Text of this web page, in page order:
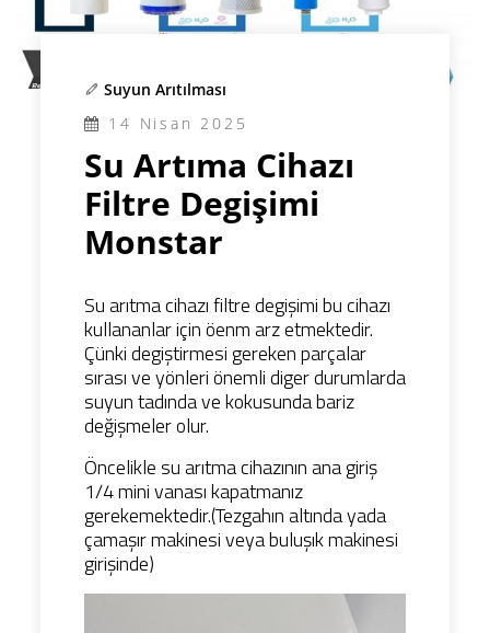
Suyun Arıtılması
14 Nisan 2025
Su Artıma Cihazı
Filtre Degişimi
Monstar
Su arıtma cihazı filtre degişimi bu cihazı
kullananlar için öenm arz etmektedir.
Çünki degiştirmesi gereken parçalar
sırası ve yönleri önemli diger durumlarda
suyun tadında ve kokusunda bariz
değişmeler olur.
Öncelikle su arıtma cihazının ana giriş
1/4 mini vanası kapatmanız
gerekemektedir.(Tezgahın altında yada
çamaşır makinesi veya buluşık makinesi
girişinde)